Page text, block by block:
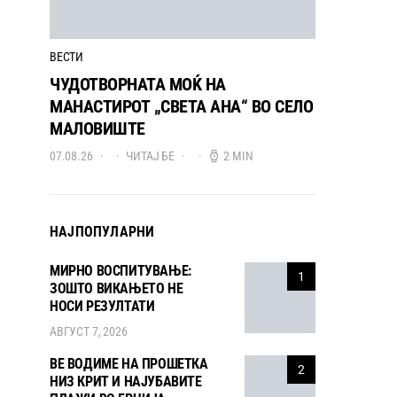
ВЕСТИ
ЧУДОТВОРНАТА МОЌ НА
МАНАСТИРОТ „СВЕТА АНА“ ВО СЕЛО
МАЛОВИШТЕ
07.08.26 ЧИТАЈ БЕ 2 MIN
НАЈПОПУЛАРНИ
1
МИРНО ВОСПИТУВАЊЕ:
ЗОШТО ВИКАЊЕТО НЕ
НОСИ РЕЗУЛТАТИ
АВГУСТ 7, 2026
2
ВЕ ВОДИМЕ НА ПРОШЕТКА
НИЗ КРИТ И НАЈУБАВИТЕ